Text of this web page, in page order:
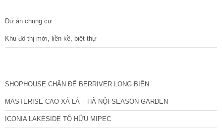
Dự án chung cư
Khu đô thị mới, liền kề, biệt thự
SHOPHOUSE CHÂN ĐẾ BERRIVER LONG BIÊN
MASTERISE CAO XÀ LÁ – HÀ NỘI SEASON GARDEN
ICONIA LAKESIDE TỐ HỮU MIPEC